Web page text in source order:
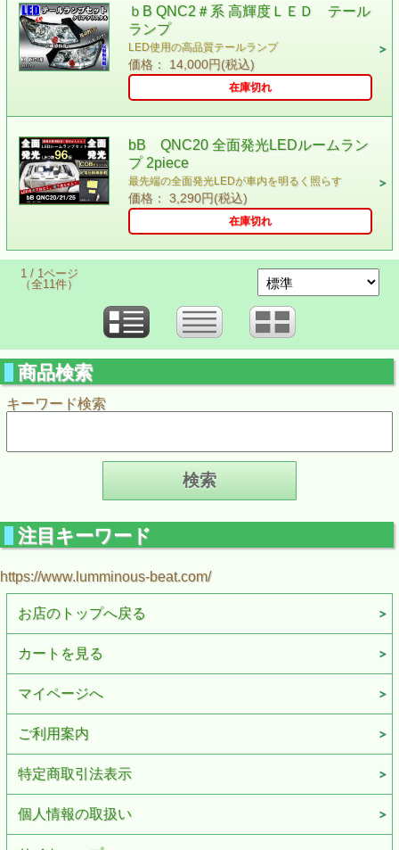
ｂB QNC2＃系 高輝度ＬＥＤ テール
ランプ
LED使用の高品質テールランプ
価格： 14,000円(税込)
在庫切れ
bB QNC20 全面発光LEDルームラン
プ 2piece
最先端の全面発光LEDが車内を明るく照らす
価格： 3,290円(税込)
在庫切れ
1 / 1ページ
（全11件）
商品検索
キーワード検索
注目キーワード
https://www.lumminous-beat.com/
お店のトップへ戻る
カートを見る
マイページへ
ご利用案内
特定商取引法表示
個人情報の取扱い